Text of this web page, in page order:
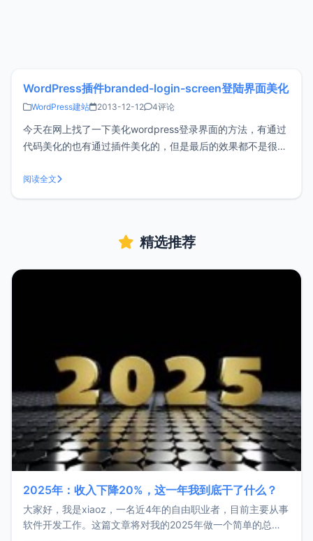
WordPress插件branded-login-screen登陆界面美化
WordPress建站 2013-12-12 4评论
今天在网上找了一下美化wordpress登录界面的方法，有通过
代码美化的也有通过插件美化的，但是最后的效果都不是很满
这个插件很久没有更新了，在官网都搜不到了。而且说明是支
持3.1和3.2但是现在官方中文版已经更新到3.7了，我试了一
阅读全文
精选推荐
2025年：收入下降20%，这一年我到底干了什么？
大家好，我是xiaoz，一名近4年的自由职业者，目前主要从事
软件开发工作。这篇文章将对我的2025年做一个简单的总